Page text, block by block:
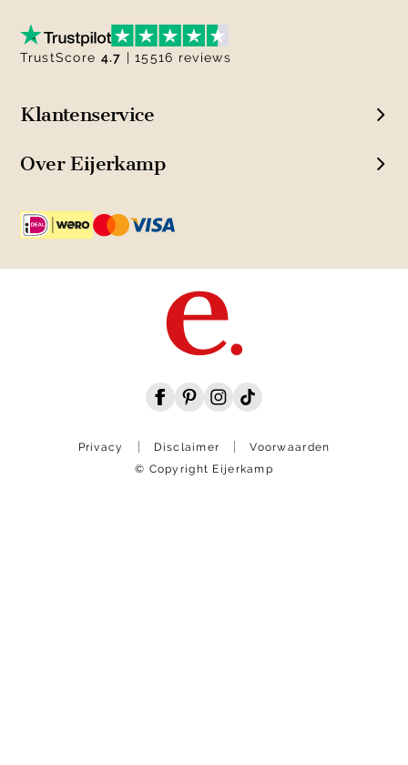
Klantenservice
Over Eijerkamp
TrustScore 4.7 | 15516 reviews
Privacy Disclaimer
Voorwaarden
© Copyright Eijerkamp